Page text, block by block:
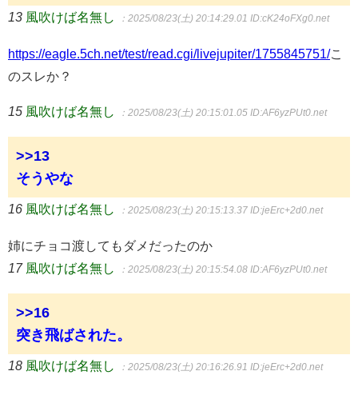
13 風吹けば名無し ：2025/08/23(土) 20:14:29.01 ID:cK24oFXg0.net
https://eagle.5ch.net/test/read.cgi/livejupiter/1755845751/こ
のスレか？
15 風吹けば名無し ：2025/08/23(土) 20:15:01.05 ID:AF6yzPUt0.net
>>13
そうやな
16 風吹けば名無し ：2025/08/23(土) 20:15:13.37 ID:jeErc+2d0.net
姉にチョコ渡してもダメだったのか
17 風吹けば名無し ：2025/08/23(土) 20:15:54.08 ID:AF6yzPUt0.net
>>16
突き飛ばされた。
18 風吹けば名無し ：2025/08/23(土) 20:16:26.91 ID:jeErc+2d0.net